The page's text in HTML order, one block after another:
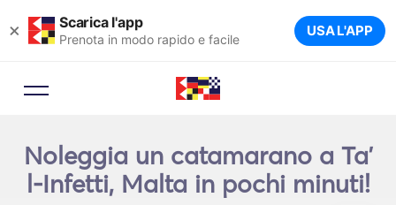
× Scarica l'app
Prenota in modo rapido e facile USA L'APP
Noleggia un catamarano a Taʼ
l-Infetti, Malta in pochi minuti!